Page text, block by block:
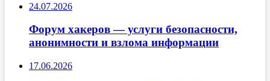
24.07.2026
Форум хакеров — услуги безопасности,
анонимности и взлома информации
17.06.2026